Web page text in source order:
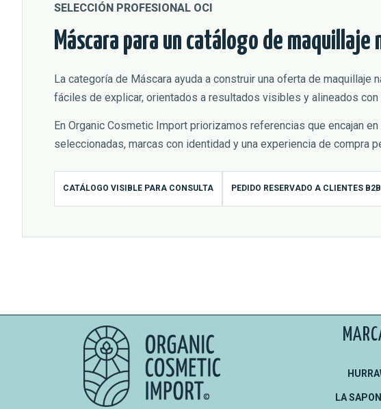
SELECCIÓN PROFESIONAL OCI
Máscara para un catálogo de
La categoría de Máscara ayuda a construir una oferta de maquillaje
fáciles de explicar, orientados a resultados visibles y alineados
En Organic Cosmetic Import priorizamos referencias que encajan
seleccionadas, marcas con identidad y una experiencia de compra
CATÁLOGO VISIBLE PARA CONSULTA PEDIDO RESERVADO A CLIENTES B2B
LA